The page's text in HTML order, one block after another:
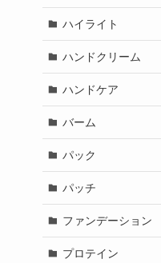
ハイライト
ハンドクリーム
ハンドケア
バーム
パック
パッチ
ファンデーション
プロテイン